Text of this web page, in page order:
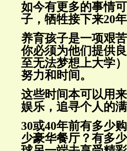
如今有更多的事情
子，牺牲接下来20
养育孩子是一项艰
你必须为他们提供
至无法梦想上大学
努力和时间。
这些时间本可以用
娱乐，追寻个人的满
30或40年前有多少
少豪华餐厅？有多